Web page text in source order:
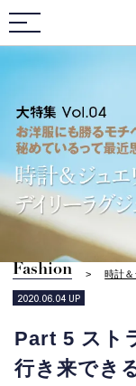
Fashion 時計＆
2020.06.04 UP
Part 5 スト
行き来でき